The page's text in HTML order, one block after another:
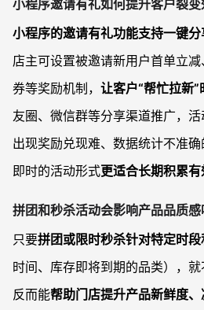
小程序邀请有礼如何提升客户裂变
小程序的邀请有礼功能支持一键
店主可设置被邀请新用户首单立
券等奖励机制， 让客户“帮忙拉新
友圈、微信群等分享渠道推广，
出现奖励兑现难、数据统计不准
即时的活动形式更适合长期积累
拼团和秒杀活动会影响产品品质感
只要拼团或限时秒杀针对特定时
时间、库存即将到期的品类），就
反而能帮助门店提升产品新鲜度